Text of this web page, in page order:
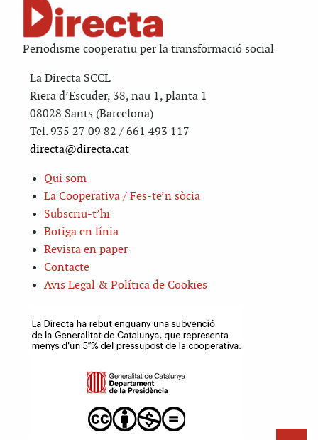
Periodisme cooperatiu per la transformació social
La Directa SCCL
Riera d’Escuder, 38, nau 1, planta 1
08028 Sants (Barcelona)
Tel. 935 27 09 82 / 661 493 117
directa@directa.cat
Qui som
La Cooperativa / Fes-te’n sòcia
Subscriu-t’hi
Botiga en línia
Revista en paper
Contacte
Avis Legal & Política de Cookies